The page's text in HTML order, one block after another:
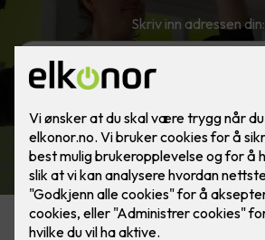
Skriv inn adressen din:
Finn elektriker